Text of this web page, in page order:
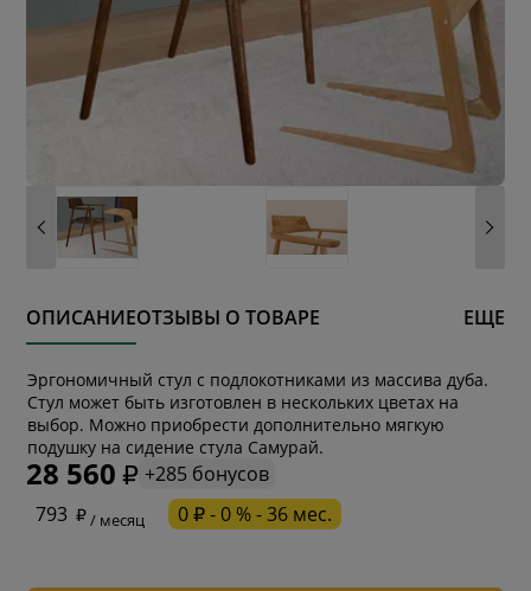
ОПИСАНИЕОТЗЫВЫ О ТОВАРЕ ЕЩЕ
Эргономичный стул с подлокотниками из массива дуба.
Стул может быть изготовлен в нескольких цветах на
выбор. Можно приобрести дополнительно мягкую
подушку на сидение стула Самурай.
28 560
+285 бонусов
793
/ месяц 0 ₽ - 0 % - 36 мес.
* обязательное поле